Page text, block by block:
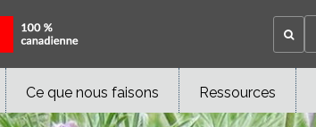
Ce que nous faisons Ressources